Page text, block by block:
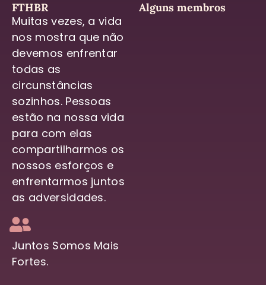
FTHBR
Muitas vezes, a vida
nos mostra que não
devemos enfrentar
todas as
circunstâncias
sozinhos. Pessoas
estão na nossa vida
para com elas
compartilharmos os
nossos esforços e
enfrentarmos juntos
as adversidades.
Juntos Somos Mais
Fortes.
Alguns membros